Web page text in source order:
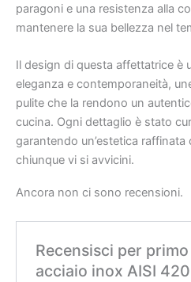
paragoni e una resistenza alla
mantenere la sua bellezza nel
Il design di questa affettatrice è
eleganza e contemporaneità,
pulite che la rendono un
cucina. Ogni dettaglio è stato
garantendo un’estetica raffinata
chiunque vi si avvicini.
Ancora non ci sono recensioni.
Recensisci per
acciaio inox AISI